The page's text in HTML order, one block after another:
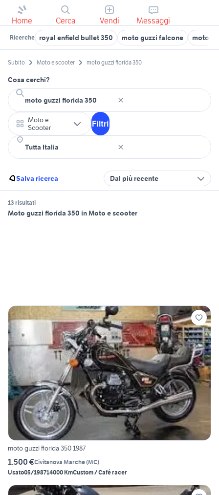
Home Cerca Vendi Messaggi
Ricerche royal enfield bullet 350 moto guzzi falcone moto
Subito Moto e scooter moto guzzi florida 350
Cosa cerchi?
Moto e
Scooter
Filtri
Salva ricerca Dal più recente
13 risultati
Moto guzzi florida 350 in Moto e scooter
moto guzzi florida 350 1987
1.500 €Civitanova Marche(MC)
Usato05/198714000 KmCustom / Café racer